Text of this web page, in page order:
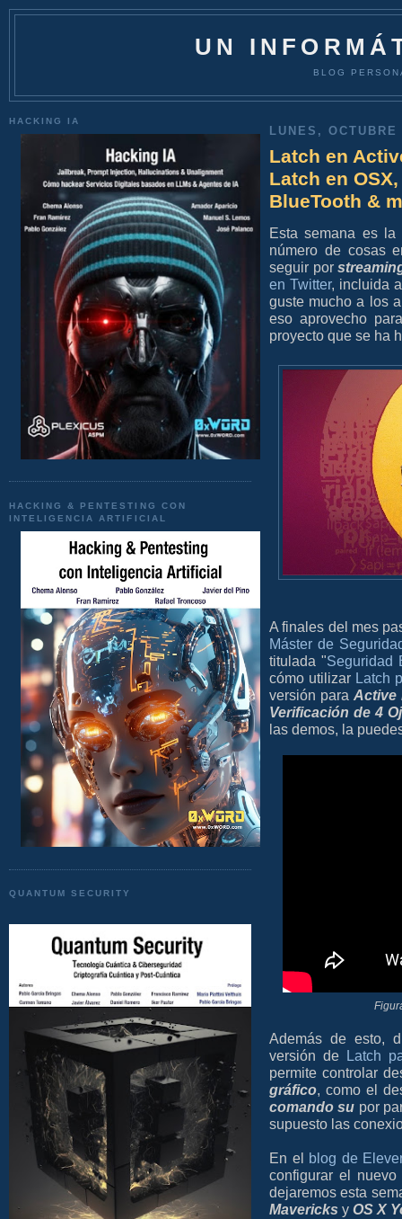
UN
BLOG
HACKING IA
HACKING & PENTESTING CON
INTELIGENCIA ARTIFICIAL
QUANTUM SECURITY
LUNES,
Latch en
Latch en
BlueTooth &
Esta semana es
número de cosas
seguir por
en Twitter, incluida
guste mucho a los
eso aprovecho
proyecto que se ha
A finales del mes
Máster de
titulada "Seguridad
cómo utilizar Latch
versión para Active
Verificación de 4
las demos, la
Además de esto,
versión de
Latch
permite controlar
gráfico, como el
comando su por
supuesto las
En el blog de
configurar el
dejaremos esta
Mavericks y OS X